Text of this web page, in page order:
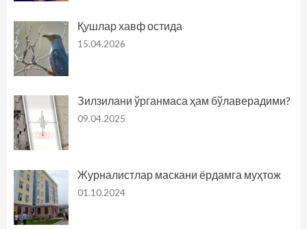
Қушлар хавф остида
15.04.2026
Зилзилани ўрганмаса ҳам бўлаверадими?
09.04.2025
Журналистлар маскани ёрдамга муҳтож
01.10.2024